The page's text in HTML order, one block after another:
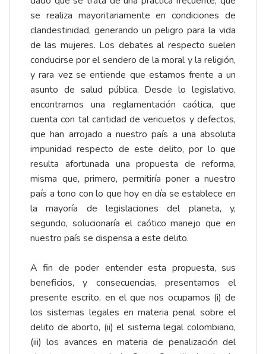
se realiza mayoritariamente en condiciones de
clandestinidad, generando un peligro para la vida
de las mujeres. Los debates al respecto suelen
conducirse por el sendero de la moral y la religión,
y rara vez se entiende que estamos frente a un
asunto de salud pública. Desde lo legislativo,
encontramos una reglamentación caótica, que
cuenta con tal cantidad de vericuetos y defectos,
que han arrojado a nuestro país a una absoluta
impunidad respecto de este delito, por lo que
resulta afortunada una propuesta de reforma,
misma que, primero, permitiría poner a nuestro
país a tono con lo que hoy en día se establece en
la mayoría de legislaciones del planeta, y,
segundo, solucionaría el caótico manejo que en
nuestro país se dispensa a este delito.
A fin de poder entender esta propuesta, sus
beneficios, y consecuencias, presentamos el
presente escrito, en el que nos ocupamos (i) de
los sistemas legales en materia penal sobre el
delito de aborto, (ii) el sistema legal colombiano,
(iii) los avances en materia de penalización del